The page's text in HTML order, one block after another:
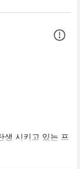
생 시키고 있는 프
연구하여 해양물